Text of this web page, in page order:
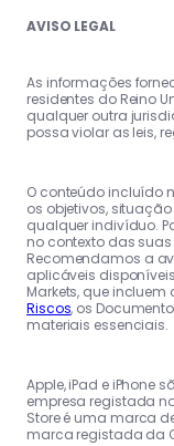
AVISO LEGAL
As informações
residentes do Reino
qualquer outra
possa violar as leis,
O conteúdo incluído
os objetivos,
qualquer indivíduo.
no contexto das
Recomendamos a
aplicáveis
Markets, que incluem
Riscos, os
materiais essenciais.
Apple, iPad e iPhone
empresa registada
Store é uma marca
marca registada da